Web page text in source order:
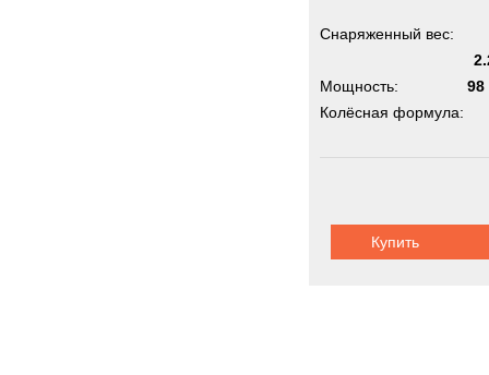
Снаряженный вес:
Мощность:
98
Колёсная формула:
Купить